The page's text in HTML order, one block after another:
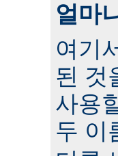
얼마
여기
된 것
사용
두 이